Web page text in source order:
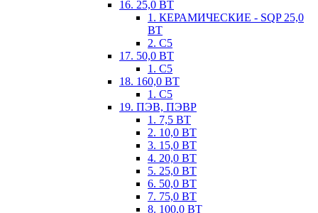
16. 25,0 ВТ
1. КЕРАМИЧЕСКИЕ - SQP 25,0
ВТ
2. С5
17. 50,0 ВТ
1. С5
18. 160,0 ВТ
1. С5
19. ПЭВ, ПЭВР
1. 7,5 ВТ
2. 10,0 ВТ
3. 15,0 ВТ
4. 20,0 ВТ
5. 25,0 ВТ
6. 50,0 ВТ
7. 75,0 ВТ
8. 100,0 ВТ